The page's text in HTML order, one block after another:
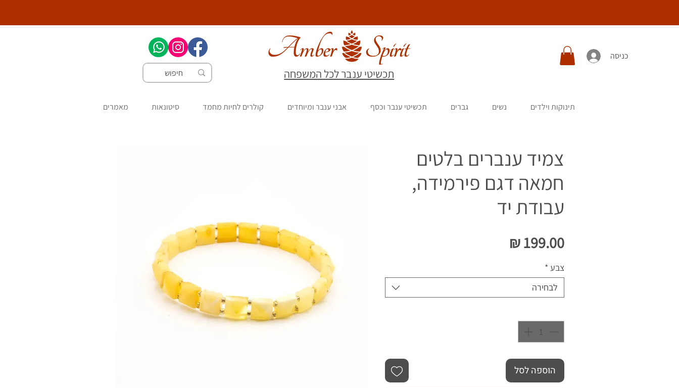
תכשיטי ענבר לכל המשפחה
כניסה
תינוקות וילדים נשים גברים תכשיטי ענבר וכסף אבני ענבר ומיוחדים קולרים לחיות מחמד סיטונאות מאמרים
צמיד ענברים בלטים
חמאה דגם פירמידה,
עבודת יד
צבע *
לבחירה
הוספה לסל